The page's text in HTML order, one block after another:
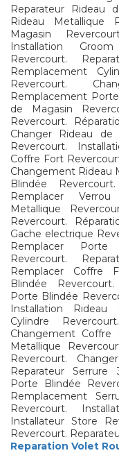
Reparateur Rideau
Rideau Metallique
Magasin
Installation
Revercourt.
Remplacement
Revercourt.
Remplacement
de Magasin
Revercourt.
Changer Rideau de
Revercourt.
Coffre Fort
Changement Rideau
Blindée
Remplacer
Metallique
Revercourt.
Gache electrique
Remplacer Porte
Revercourt.
Remplacer Coffre
Blindée
Porte Blindée
Installation Rideau
Cylindre
Changement Coffre
Metallique
Revercourt.
Reparateur
Porte Blindée
Remplacement
Revercourt.
Installateur Store
Revercourt.
Reparation Volet